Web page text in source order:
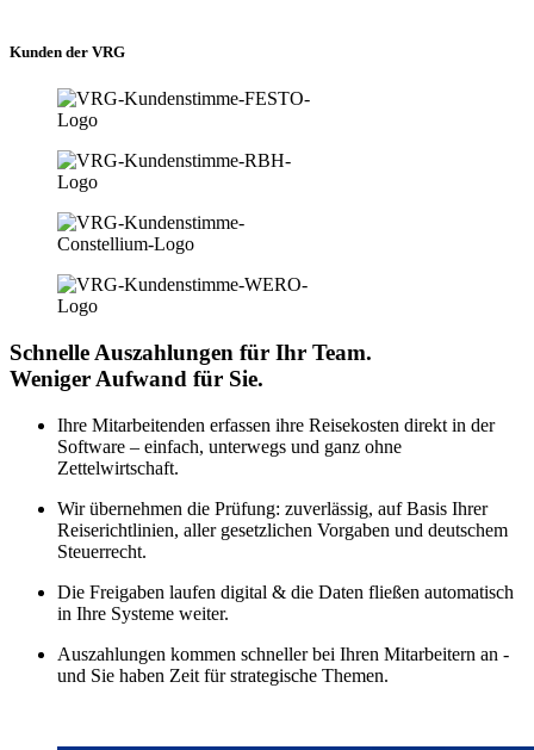
Kunden der VRG
Schnelle Auszahlungen für Ihr Team.
Weniger Aufwand für Sie.
Ihre Mitarbeitenden erfassen ihre Reisekosten direkt in der
Software – einfach, unterwegs und ganz ohne
Zettelwirtschaft.
Wir übernehmen die Prüfung: zuverlässig, auf Basis Ihrer
Reiserichtlinien, aller gesetzlichen Vorgaben und deutschem
Steuerrecht.
Die Freigaben laufen digital & die Daten fließen automatisch
in Ihre Systeme weiter.
Auszahlungen kommen schneller bei Ihren Mitarbeitern an -
und Sie haben Zeit für strategische Themen.